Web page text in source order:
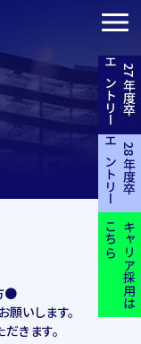
27年度卒
エントリー
28年度卒
エントリー
キャリア採用は
こちら
●
いします。
きます。